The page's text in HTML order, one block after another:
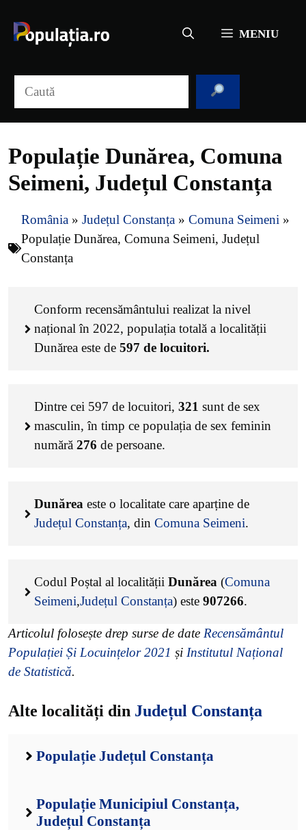
conținut
MENIU
Populație Dunărea, Comuna
Seimeni, Județul Constanța
România » Județul Constanța » Comuna Seimeni »
Populație Dunărea, Comuna Seimeni, Județul
Constanța
Conform recensământului realizat la nivel
național în 2022, populația totală a localității
Dunărea este de 597 de locuitori.
Dintre cei 597 de locuitori, 321 sunt de sex
masculin, în timp ce populația de sex feminin
numără 276 de persoane.
Dunărea este o localitate care aparține de
Județul Constanța, din Comuna Seimeni.
Codul Poștal al localității Dunărea (Comuna
Seimeni,Județul Constanța) este 907266.
Articolul folosește drep surse de date Recensământul
Populației Și Locuințelor 2021 și Institutul Național
de Statistică.
Alte localități din Județul Constanța
Populație Județul Constanța
Populație Municipiul Constanța,
Județul Constanța